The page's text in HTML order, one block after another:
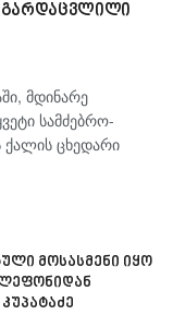
გარდაცვლილი
მდინარე
სამძებრო-
ქალის ცხედარი
მოსასმენი იყო